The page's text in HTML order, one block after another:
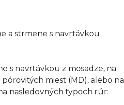
a strmene s navrtávkou
s navrtávkou z mosadze, na
miest (MD), alebo na
nasledovných typoch rúr: